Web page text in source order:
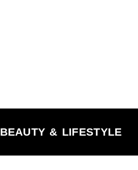
BEAUTY & LIFESTYLE